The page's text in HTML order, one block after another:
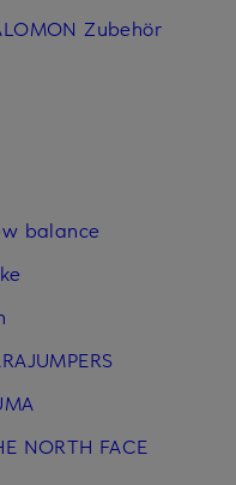
Zubehör
balance
NORTH FACE